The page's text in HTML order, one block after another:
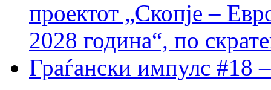
проектот „Скопје –
2028 година“, по
Граѓански импулс #18